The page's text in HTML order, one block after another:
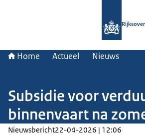
Home Actueel Nieuws
Subsidie voor
binnenvaart na
Nieuwsbericht22-04-2026 | 12:06